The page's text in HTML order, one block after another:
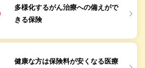
ネオdeがんちりょう＜無解約返戻金型終身が
多様化するがん治療への備えがで
きる保険
ネオdeいりょう＜無解約返戻金型終身医療保
健康な方は保険料が安くなる医療